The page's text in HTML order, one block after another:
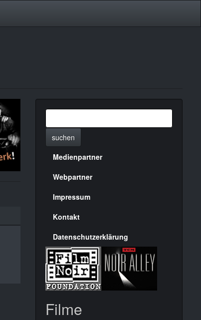
suchen
Menülinks
rechte
Seite
Medienpartner
Webpartner
Impressum
Kontakt
Datenschutzerklärung
Filme